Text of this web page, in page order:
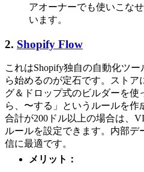
アオーナーでも使いこな
います。
2. Shopify Flow
これはShopify独自の自動化ツ
ら始めるのが定石です。ストア
グ＆ドロップ式のビルダーを使
ら、〜する」というルールを
合計が200ドル以上の場合は、
ルールを設定できます。内部
信に最適です。
メリット：